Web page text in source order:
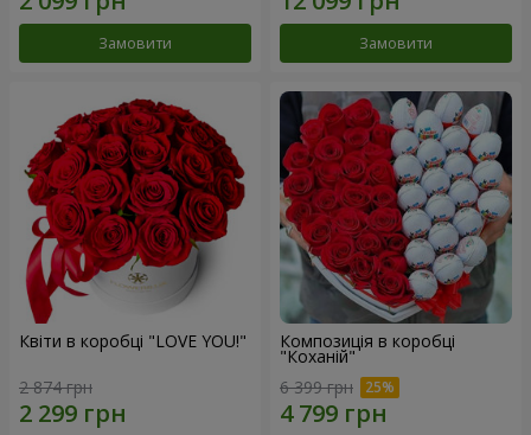
Замовити Замовити
Квіти в коробці "LOVE YOU!"
2 874 грн
Композиція в коробці
"Коханій"
6 399 грн